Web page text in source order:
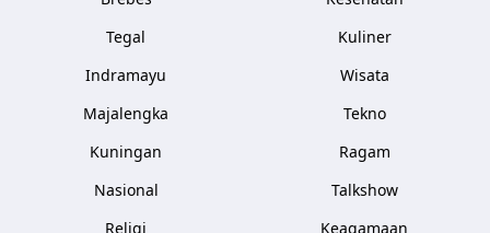
Tegal
Indramayu
Majalengka
Kuningan
Nasional
Religi
Kuliner
Wisata
Tekno
Ragam
Talkshow
Keagamaan